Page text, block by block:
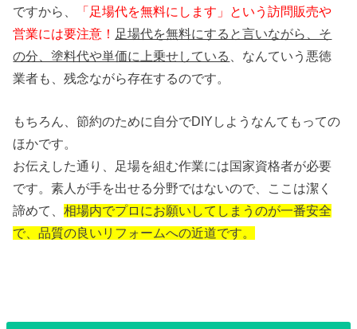
ですから、
「足場代を無料にします」という訪問販売や
営業には要注意！ 足場代を無料にすると言いながら、そ
の分、塗料代や単価に上乗せしている 、なんていう悪徳
業者も、残念ながら存在するのです。
もちろん、節約のために自分でDIYしようなんてもっての
ほかです。
お伝えした通り、足場を組む作業には国家資格者が必要
です。素人が手を出せる分野ではないので、ここは潔く
諦めて、相場内でプロにお願いしてしまうのが一番安全
で、品質の良いリフォームへの近道です。